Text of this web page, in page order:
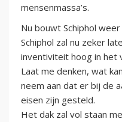
mensenmassa’s.
Nu bouwt Schiphol
Schiphol zal nu zeker
inventiviteit hoog in het
Laat me denken, wat
neem aan dat er bij de
eisen zijn gesteld.
Het dak zal vol staan